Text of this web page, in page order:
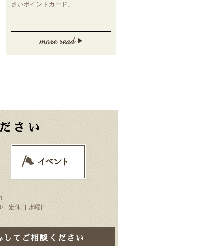
さいポイントカード」
さい
定休日.水曜日
してご相談ください